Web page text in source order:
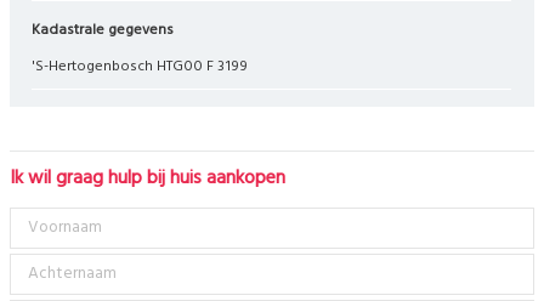
Kadastrale gegevens
's-Hertogenbosch HTG00 F 3199
Ik wil graag hulp bij huis aankopen